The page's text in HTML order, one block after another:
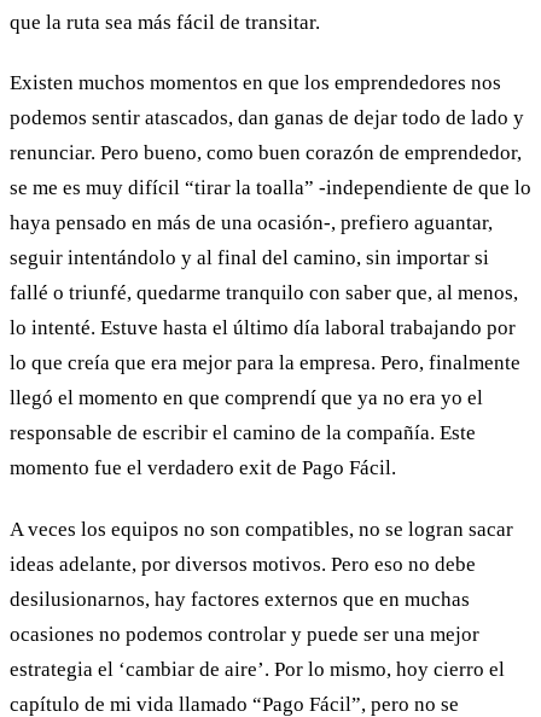
que la ruta sea más fácil de transitar.
Existen muchos momentos en que los emprendedores nos
podemos sentir atascados, dan ganas de dejar todo de lado y
renunciar. Pero bueno, como buen corazón de emprendedor,
se me es muy difícil “tirar la toalla” -independiente de que lo
haya pensado en más de una ocasión-, prefiero aguantar,
seguir intentándolo y al final del camino, sin importar si
fallé o triunfé, quedarme tranquilo con saber que, al menos,
lo intenté. Estuve hasta el último día laboral trabajando por
lo que creía que era mejor para la empresa. Pero, finalmente
llegó el momento en que comprendí que ya no era yo el
responsable de escribir el camino de la compañía. Este
momento fue el verdadero exit de Pago Fácil.
A veces los equipos no son compatibles, no se logran sacar
ideas adelante, por diversos motivos. Pero eso no debe
desilusionarnos, hay factores externos que en muchas
ocasiones no podemos controlar y puede ser una mejor
estrategia el ‘cambiar de aire’. Por lo mismo, hoy cierro el
capítulo de mi vida llamado “Pago Fácil”, pero no se